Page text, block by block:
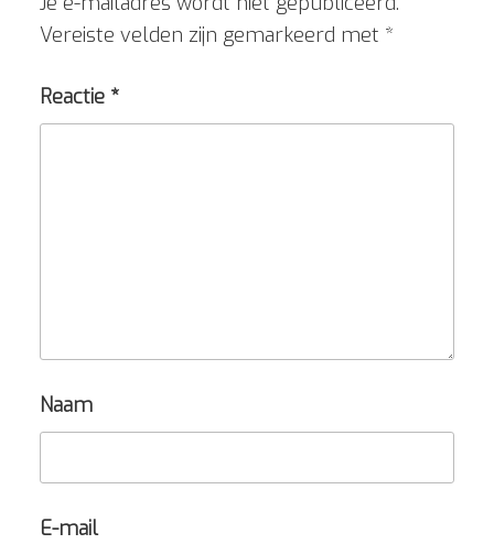
Vereiste velden zijn gemarkeerd met *
Reactie *
Naam
E-mail